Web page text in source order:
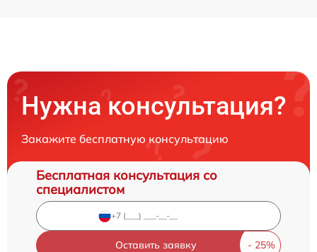
Нужна консультация?
Закажите бесплатную консультацию
Бесплатная консультация со
специалистом
Оставить заявку